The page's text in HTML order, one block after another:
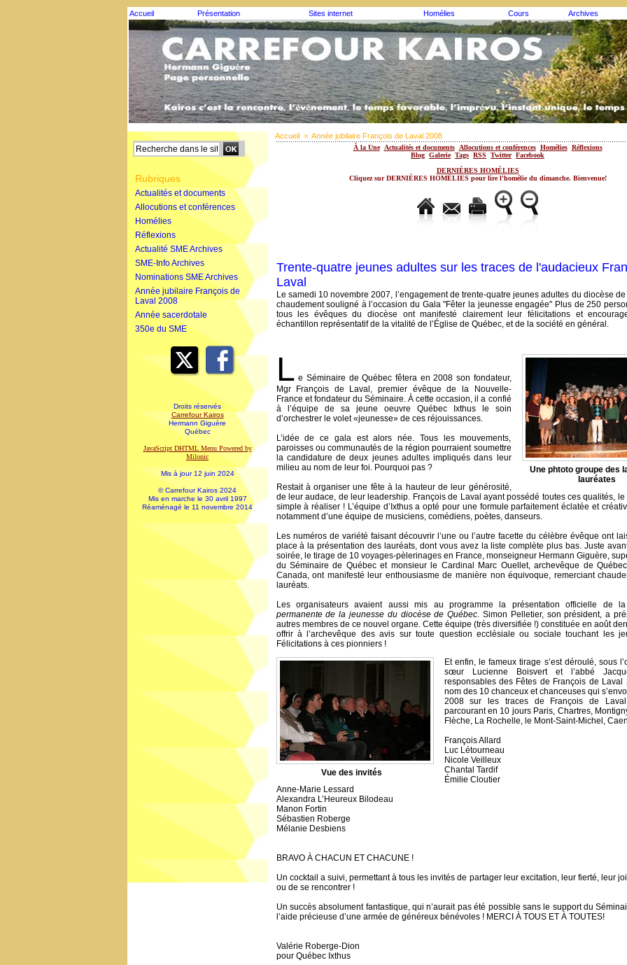
Accueil Présentation Sites internet Homélies Cours Archives
Rubriques
Actualités et documents
Allocutions et conférences
Homélies
Réflexions
Actualité SME Archives
SME-Info Archives
Nominations SME Archives
Année jubilaire François de
Laval 2008
Année sacerdotale
350e du SME
Droits réservés
Carrefour Kairos
Hermann Giguère
Québec
JavaScript DHTML Menu Powered by
Milonic
Mis à jour 12 juin 2024
© Carrefour Kairos 2024
Mis en marche le 30 avril 1997
Réaménagé le 11 novembre 2014
Accueil > Année jubilaire François de Laval 2008
À la Une Actualités et documents Allocutions et conférences Homélies Réflexions
Blog Galerie Tags RSS Twitter Facebook
DERNIÈRES HOMÉLIES
Cliquez sur DERNIÈRES HOMÉLIES pour lire l'homélie du dimanche. Bienvenue!
Trente-quatre jeunes adultes sur les traces de l'audacieux
Laval
Le samedi 10 novembre 2007, l’engagement de trente-quatre jeunes adultes du diocèse
chaudement souligné à l’occasion du Gala "Fêter la jeunesse engagée" Plus de 250
tous les évêques du diocèse ont manifesté clairement leur félicitations et
échantillon représentatif de la vitalité de l’Église de Québec, et de la société en général.
Une phtoto groupe des
lauréates
L e Séminaire de Québec fêtera en 2008 son fondateur,
Mgr François de Laval, premier évêque de la Nouvelle-
France et fondateur du Séminaire. À cette occasion, il a confié
à l’équipe de sa jeune oeuvre Québec Ixthus le soin
d’orchestrer le volet «jeunesse» de ces réjouissances.
L’idée de ce gala est alors née. Tous les mouvements,
paroisses ou communautés de la région pourraient soumettre
la candidature de deux jeunes adultes impliqués dans leur
milieu au nom de leur foi. Pourquoi pas ?
Restait à organiser une fête à la hauteur de leur générosité,
de leur audace, de leur leadership. François de Laval ayant possédé toutes ces qualités,
simple à réaliser ! L’équipe d’Ixthus a opté pour une formule parfaitement éclatée et
notamment d’une équipe de musiciens, comédiens, poètes, danseurs.
Les numéros de variété faisant découvrir l’une ou l’autre facette du célèbre évêque ont
place à la présentation des lauréats, dont vous avez la liste complète plus bas. Juste
soirée, le tirage de 10 voyages-pèlerinages en France, monseigneur Hermann Giguère,
du Séminaire de Québec et monsieur le Cardinal Marc Ouellet, archevêque de
Canada, ont manifesté leur enthousiasme de manière non équivoque, remerciant
lauréats.
Les organisateurs avaient aussi mis au programme la présentation officielle de
permanente de la jeunesse du diocèse de Québec. Simon Pelletier, son président, a
autres membres de ce nouvel organe. Cette équipe (très diversifiée !) constituée en août
offrir à l’archevêque des avis sur toute question ecclésiale ou sociale touchant les
Félicitations à ces pionniers !
Vue des invités
Et enfin, le fameux tirage s’est déroulé, sous
sœur Lucienne Boisvert et l’abbé
responsables des Fêtes de François de Laval
nom des 10 chanceux et chanceuses qui
2008 sur les traces de François de
parcourant en 10 jours Paris, Chartres,
Flèche, La Rochelle, le Mont-Saint-Michel,
François Allard
Luc Létourneau
Nicole Veilleux
Chantal Tardif
Émilie Cloutier
Anne-Marie Lessard
Alexandra L’Heureux Bilodeau
Manon Fortin
Sébastien Roberge
Mélanie Desbiens
BRAVO À CHACUN ET CHACUNE !
Un cocktail a suivi, permettant à tous les invités de partager leur excitation, leur fierté, leur
ou de se rencontrer !
Un succès absolument fantastique, qui n’aurait pas été possible sans le support du
l’aide précieuse d’une armée de généreux bénévoles ! MERCI À TOUS ET À TOUTES!
Valérie Roberge-Dion
pour Québec Ixthus